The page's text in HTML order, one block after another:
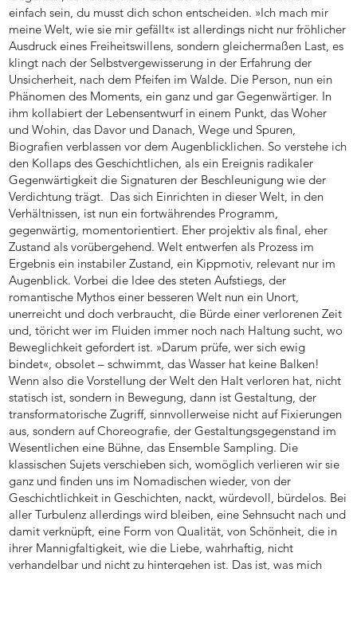
einfach sein, du musst dich schon entscheiden. »Ich mach mir
meine Welt, wie sie mir gefällt« ist allerdings nicht nur fröhlicher
Ausdruck eines Freiheitswillens, sondern gleichermaßen Last, es
klingt nach der Selbstvergewisserung in der Erfahrung der
Unsicherheit, nach dem Pfeifen im Walde. Die Person, nun ein
Phänomen des Moments, ein ganz und gar Gegenwärtiger. In
ihm kollabiert der Lebensentwurf in einem Punkt, das Woher
und Wohin, das Davor und Danach, Wege und Spuren,
Biografien verblassen vor dem Augenblicklichen. So verstehe ich
den Kollaps des Geschichtlichen, als ein Ereignis radikaler
Gegenwärtigkeit die Signaturen der Beschleunigung wie der
Verdichtung trägt. Das sich Einrichten in dieser Welt, in den
Verhältnissen, ist nun ein fortwährendes Programm,
gegenwärtig, momentorientiert. Eher projektiv als final, eher
Zustand als vorübergehend. Welt entwerfen als Prozess im
Ergebnis ein instabiler Zustand, ein Kippmotiv, relevant nur im
Augenblick. Vorbei die Idee des steten Aufstiegs, der
romantische Mythos einer besseren Welt nun ein Unort,
unerreicht und doch verbraucht, die Bürde einer verlorenen Zeit
und, töricht wer im Fluiden immer noch nach Haltung sucht, wo
Beweglichkeit gefordert ist. »Darum prüfe, wer sich ewig
bindet«, obsolet – schwimmt, das Wasser hat keine Balken!
Wenn also die Vorstellung der Welt den Halt verloren hat, nicht
statisch ist, sondern in Bewegung, dann ist Gestaltung, der
transformatorische Zugriff, sinnvollerweise nicht auf Fixierungen
aus, sondern auf Choreografie, der Gestaltungsgegenstand im
Wesentlichen eine Bühne, das Ensemble Sampling. Die
klassischen Sujets verschieben sich, womöglich verlieren wir sie
ganz und finden uns im Nomadischen wieder, von der
Geschichtlichkeit in Geschichten, nackt, würdevoll, bürdelos. Bei
aller Turbulenz allerdings wird bleiben, eine Sehnsucht nach und
damit verknüpft, eine Form von Qualität, von Schönheit, die in
ihrer Mannigfaltigkeit, wie die Liebe, wahrhaftig, nicht
verhandelbar und nicht zu hintergehen ist. Das ist, was mich